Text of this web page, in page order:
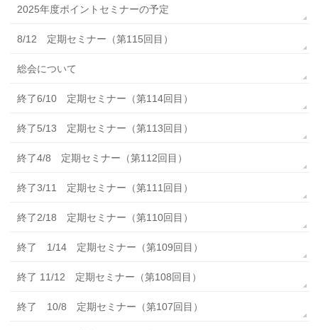
2025年度ポイントセミナーの予定
8/12 定期セミナー（第115回目）
総会について
終了6/10 定期セミナー（第114回目）
終了5/13 定期セミナー（第113回目）
終了4/8 定期セミナー（第112回目）
終了3/11 定期セミナー（第111回目）
終了2/18 定期セミナー（第110回目）
終了 1/14 定期セミナー（第109回目）
終了 11/12 定期セミナー（第108回目）
終了 10/8 定期セミナー（第107回目）